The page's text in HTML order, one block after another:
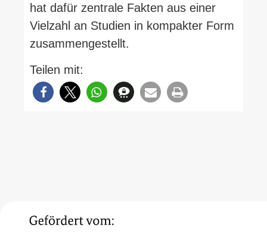
hat dafür zen­trale Fakten aus einer
Vielzahl an Studien in kom­pakter Form
zusammengestellt.
Teilen mit: